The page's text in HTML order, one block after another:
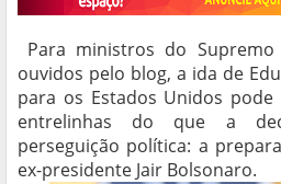
Para ministros do Supremo
ouvidos pelo blog, a ida de
para os Estados Unidos
entrelinhas do que a
perseguição política: a
ex-presidente Jair Bolsonaro.